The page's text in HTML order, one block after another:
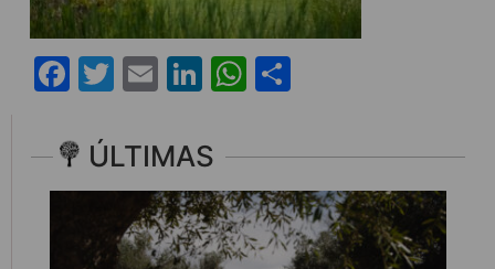
Facebook
Twitter
EmailLinkedIn
WhatsApp
ÚLTIMAS